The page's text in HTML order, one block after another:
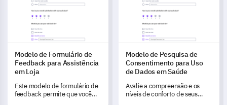
Modelo de Formulário de
Feedback para Assistência
em Loja
Este modelo de formulário de
feedback permite que você
Modelo de Pesquisa de
Consentimento para Uso
de Dados em Saúde
Avalie a compreensão e os
níveis de conforto de seus